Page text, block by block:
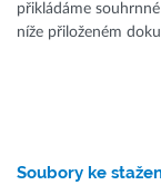
přikládáme
níže přiloženém
Soubory ke